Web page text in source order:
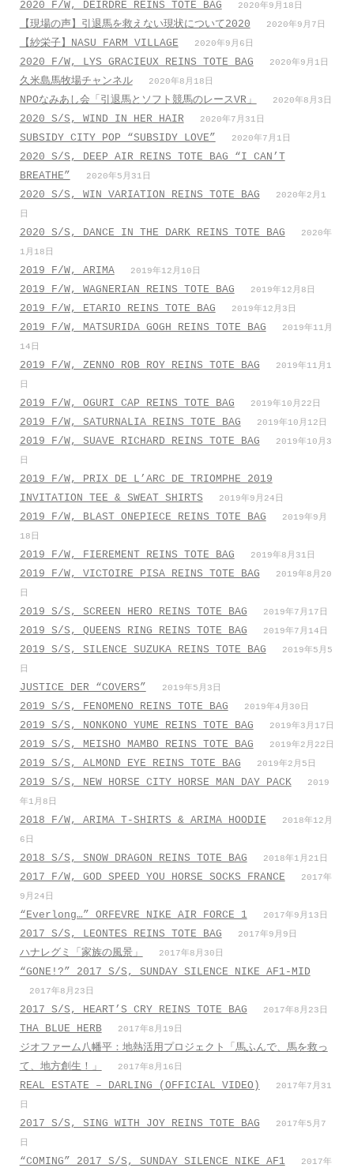
2020 F/W, DEIRDRE REINS TOTE BAG 2020年9月18日
【現場の声】引退馬を救えない現状について2020 2020年9月7日
【紗栄子】NASU FARM VILLAGE 2020年9月6日
2020 F/W, LYS GRACIEUX REINS TOTE BAG 2020年9月1日
久米島馬牧場チャンネル 2020年8月18日
NPOなみあし会「引退馬とソフト競馬のレースVR」 2020年8月3日
2020 S/S, WIND IN HER HAIR 2020年7月31日
SUBSIDY CITY POP “SUBSIDY LOVE” 2020年7月1日
2020 S/S, DEEP AIR REINS TOTE BAG “I CAN’T
BREATHE”
2020年5月31日
2020 S/S, WIN VARIATION REINS TOTE BAG
2020年2月1
日
2020 S/S, DANCE IN THE DARK REINS TOTE BAG
2020年
1月18日
2019 F/W, ARIMA 2019年12月10日
2019 F/W, WAGNERIAN REINS TOTE BAG 2019年12月8日
2019 F/W, ETARIO REINS TOTE BAG 2019年12月3日
2019 F/W, MATSURIDA GOGH REINS TOTE BAG
2019年11月
14日
2019 F/W, ZENNO ROB ROY REINS TOTE BAG
2019年11月1
日
2019 F/W, OGURI CAP REINS TOTE BAG 2019年10月22日
2019 F/W, SATURNALIA REINS TOTE BAG 2019年10月12日
2019 F/W, SUAVE RICHARD REINS TOTE BAG
2019年10月3
日
2019 F/W, PRIX DE L’ARC DE TRIOMPHE 2019
INVITATION TEE & SWEAT SHIRTS
2019年9月24日
2019 F/W, BLAST ONEPIECE REINS TOTE BAG
2019年9月
18日
2019 F/W, FIEREMENT REINS TOTE BAG 2019年8月31日
2019 F/W, VICTOIRE PISA REINS TOTE BAG
2019年8月20
日
2019 S/S, SCREEN HERO REINS TOTE BAG 2019年7月17日
2019 S/S, QUEENS RING REINS TOTE BAG 2019年7月14日
2019 S/S, SILENCE SUZUKA REINS TOTE BAG
2019年5月5
日
JUSTICE DER “COVERS” 2019年5月3日
2019 S/S, FENOMENO REINS TOTE BAG 2019年4月30日
2019 S/S, NONKONO YUME REINS TOTE BAG 2019年3月17日
2019 S/S, MEISHO MAMBO REINS TOTE BAG 2019年2月22日
2019 S/S, ALMOND EYE REINS TOTE BAG 2019年2月5日
2019 S/S, NEW HORSE CITY HORSE MAN DAY PACK
2019
年1月8日
2018 F/W, ARIMA T-SHIRTS & ARIMA HOODIE
2018年12月
6日
2018 S/S, SNOW DRAGON REINS TOTE BAG 2018年1月21日
2017 F/W, GOD SPEED YOU HORSE SOCKS FRANCE
2017年
9月24日
“Everlong…” ORFEVRE NIKE AIR FORCE 1 2017年9月13日
2017 S/S, LEONTES REINS TOTE BAG 2017年9月9日
ハナレグミ「家族の風景」 2017年8月30日
“GONE!?” 2017 S/S, SUNDAY SILENCE NIKE AF1-MID
2017年8月23日
2017 S/S, HEART’S CRY REINS TOTE BAG 2017年8月23日
THA BLUE HERB 2017年8月19日
ジオファーム八幡平：地熱活用プロジェクト「馬ふんで、馬を救っ
て、地方創生！」
2017年8月16日
REAL ESTATE – DARLING (OFFICIAL VIDEO)
2017年7月31
日
2017 S/S, SING WITH JOY REINS TOTE BAG
2017年5月7
日
“COMING” 2017 S/S, SUNDAY SILENCE NIKE AF1
2017年